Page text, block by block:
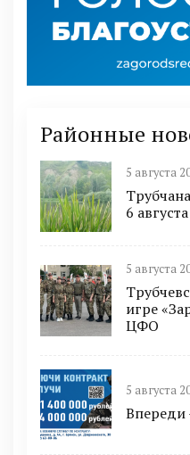
Районные
5 августа
6 августа
5 августа
игре
ЦФО
5 августа
Впереди